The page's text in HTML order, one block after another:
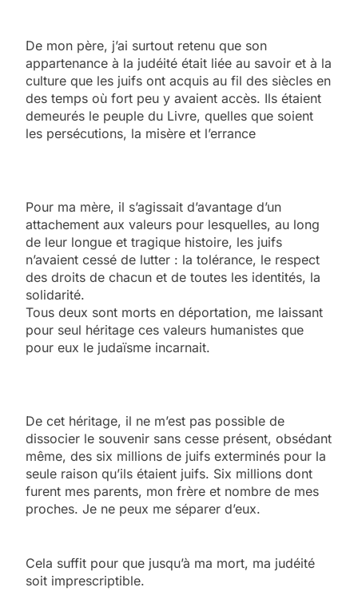
De mon père, j’ai surtout retenu que son
appartenance à la judéité était liée au savoir et à la
culture que les juifs ont acquis au fil des siècles en
des temps où fort peu y avaient accès. Ils étaient
demeurés le peuple du Livre, quelles que soient
les persécutions, la misère et l’errance
Pour ma mère, il s’agissait d’avantage d’un
attachement aux valeurs pour lesquelles, au long
de leur longue et tragique histoire, les juifs
n’avaient cessé de lutter : la tolérance, le respect
des droits de chacun et de toutes les identités, la
solidarité.
Tous deux sont morts en déportation, me laissant
pour seul héritage ces valeurs humanistes que
pour eux le judaïsme incarnait.
De cet héritage, il ne m’est pas possible de
dissocier le souvenir sans cesse présent, obsédant
même, des six millions de juifs exterminés pour la
seule raison qu’ils étaient juifs. Six millions dont
furent mes parents, mon frère et nombre de mes
proches. Je ne peux me séparer d’eux.
Cela suffit pour que jusqu’à ma mort, ma judéité
soit imprescriptible.